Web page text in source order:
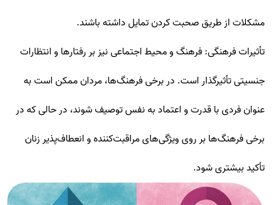
مشکلات از طریق صحبت کردن تمایل داشته باشند.
تأثیرات فرهنگی: فرهنگ و محیط اجتماعی نیز بر رفتارها و انتظارات
جنسیتی تأثیرگذار است. در برخی فرهنگ‌ها، مردان ممکن است به
عنوان فردی با قدرت و اعتماد به نفس توصیف شوند، در حالی که در
برخی فرهنگ‌ها بر روی ویژگی‌های مراقبت‌کننده و انعطاف‌پذیر زنان
تأکید بیشتری شود.